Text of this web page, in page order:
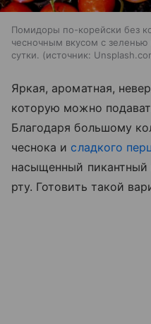
Помидоры по-корейски без
чесночным вкусом с
сутки.
источник:
Яркая, ароматная,
которую можно
Благодаря большому
чеснока и сладкого
насыщенный пикантный
рту. Готовить такой